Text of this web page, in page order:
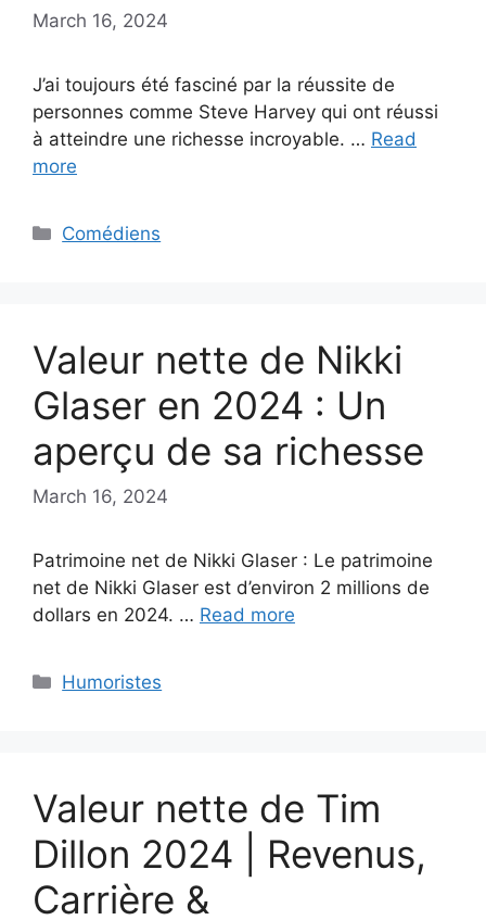
March 16, 2024
J’ai toujours été fasciné par la réussite de
personnes comme Steve Harvey qui ont réussi
à atteindre une richesse incroyable. … Read
more
Categories
Comédiens
Valeur nette de Nikki
Glaser en 2024 : Un
aperçu de sa richesse
March 16, 2024
Patrimoine net de Nikki Glaser : Le patrimoine
net de Nikki Glaser est d’environ 2 millions de
dollars en 2024. … Read more
Categories
Humoristes
Valeur nette de Tim
Dillon 2024 | Revenus,
Carrière &